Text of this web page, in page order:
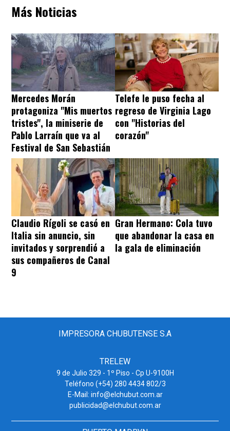
Más Noticias
Mercedes Morán
protagoniza "Mis muertos
tristes", la miniserie de
Pablo Larraín que va al
Festival de San Sebastián
Telefe le puso fecha al
regreso de Virginia Lago
con "Historias del
corazón"
Claudio Rígoli se casó en
Italia sin anuncio, sin
invitados y sorprendió a
sus compañeros de Canal
9
Gran Hermano: Cola tuvo
que abandonar la casa en
la gala de eliminación
IMPRESORA CHUBUTENSE S.A
TRELEW
9 de Julio 329 - 1º Piso - Cp U-9100H
Teléfono (+54) 280 4434 802/3
E-Mail: info@elchubut.com.ar
publicidad@elchubut.com.ar